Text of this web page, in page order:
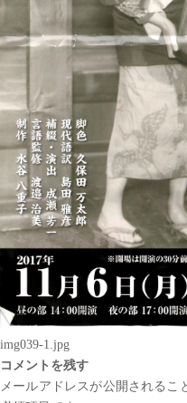
img039-1.jpg
コメントを残す
メールアドレスが公開されるこ